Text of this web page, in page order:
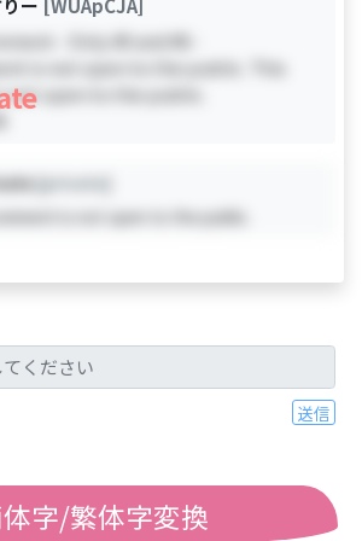
ー [WUApCJA]
- Only #0 and #6 -
is not open to the public. This
not open to the public.
[private]
is not open to the public.
送信
字/繁体字変換